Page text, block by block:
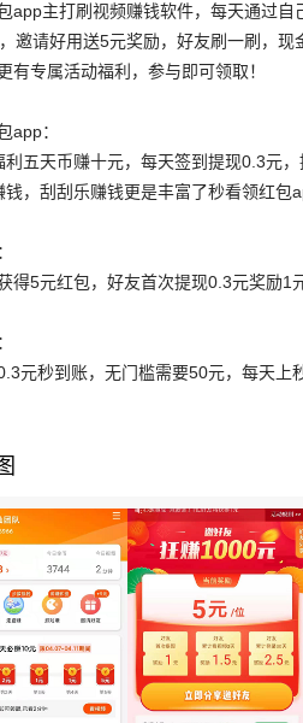
app主打刷视频赚钱软件，每天通过
邀请好用送5元奖励，好友刷一刷，
有专属活动福利，参与即可领取！
app：
利五天币赚十元，每天签到提现0.3元
钱，刮刮乐赚钱更是丰富了秒看领红包
得5元红包，好友首次提现0.3元奖励1
元秒到账，无门槛需要50元，每天